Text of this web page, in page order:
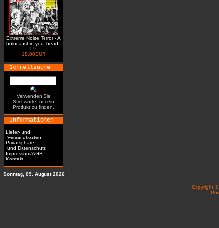
Extreme Noise Terror - A
holocaust in your head -
LP
18.00EUR
Schnellsuche
Verwenden Sie
Stichworte, um ein
Produkt zu finden.
Informationen
Liefer- und
Versandkosten
Privatsphäre
und Datenschutz
Impressum/AGB
Kontakt
Sonntag, 09. August 2026
Copyright